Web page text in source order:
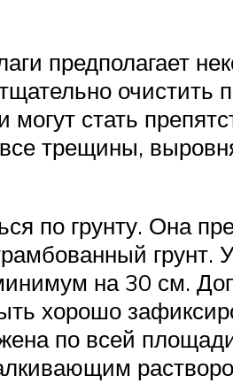
предполагает
очистить
стать
трещины,
по грунту. Она
грунт.
на 30 см.
хорошо
по всей